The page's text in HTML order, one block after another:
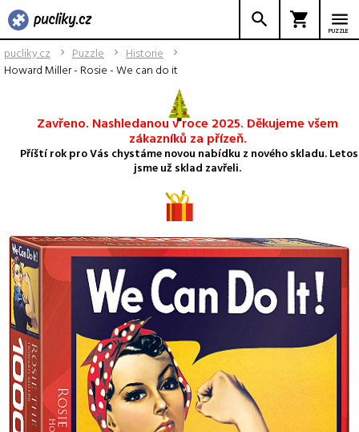
PUZZLE
pucliky.cz Puzzle
Historie
Howard Miller - Rosie - We can do it
Zavřeno. Nashledanou v roce 2025. Děkujeme všem
zákazníků za přízeň.
Příští rok pro Vás chystáme novou nabídku z nového skladu. Letos
jsme už sklad zavřeli.